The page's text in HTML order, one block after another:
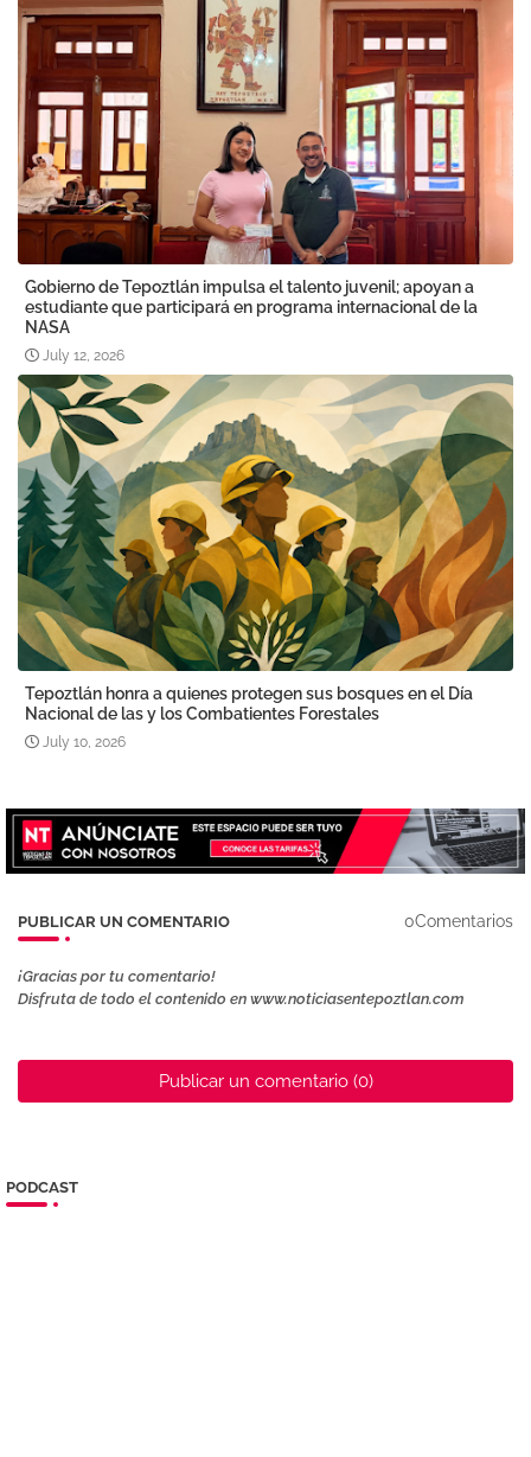
Gobierno de Tepoztlán impulsa el talento juvenil; apoyan a
estudiante que participará en programa internacional de la
NASA
July 12, 2026
Tepoztlán honra a quienes protegen sus bosques en el Día
Nacional de las y los Combatientes Forestales
July 10, 2026
PUBLICAR UN COMENTARIO 0Comentarios
¡Gracias por tu comentario!
Disfruta de todo el contenido en www.noticiasentepoztlan.com
Publicar un comentario (0)
PODCAST